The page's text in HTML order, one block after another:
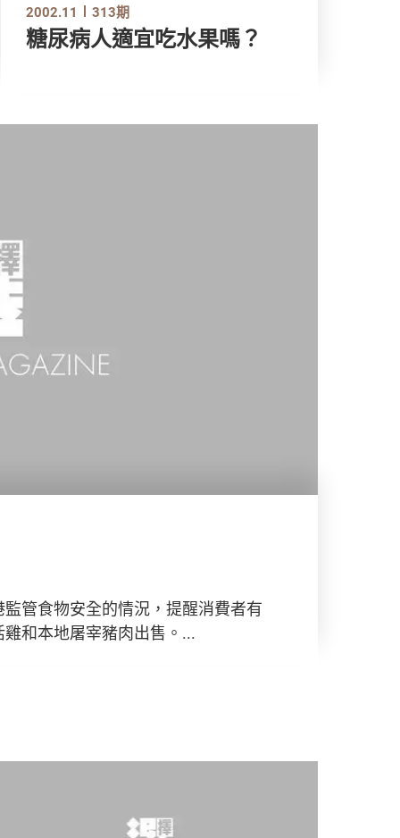
2002.11 313期
糖尿病人適宜吃水果嗎？
管食物安全的情況，提醒消費者有
和本地屠宰豬肉出售。...